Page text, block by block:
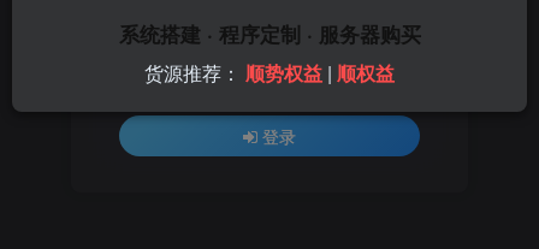
登录密码
记住登录 找回密码
登录
系统搭建 · 程序定制 · 服务器购买
货源推荐： 顺势权益 | 顺权益